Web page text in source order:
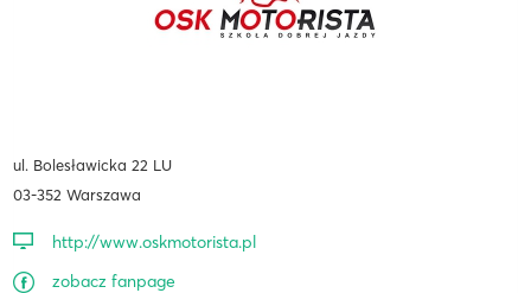
ul. Bolesławicka 22 LU
03-352 Warszawa
http://www.oskmotorista.pl
zobacz fanpage